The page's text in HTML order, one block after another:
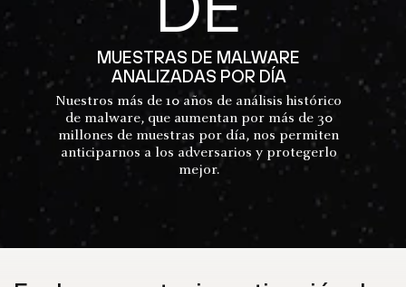
MUESTRAS DE MALWARE
ANALIZADAS POR DÍA
Nuestros más de 10 años de análisis histórico
de malware, que aumentan por más de 30
millones de muestras por día, nos permiten
anticiparnos a los adversarios y protegerlo
mejor.